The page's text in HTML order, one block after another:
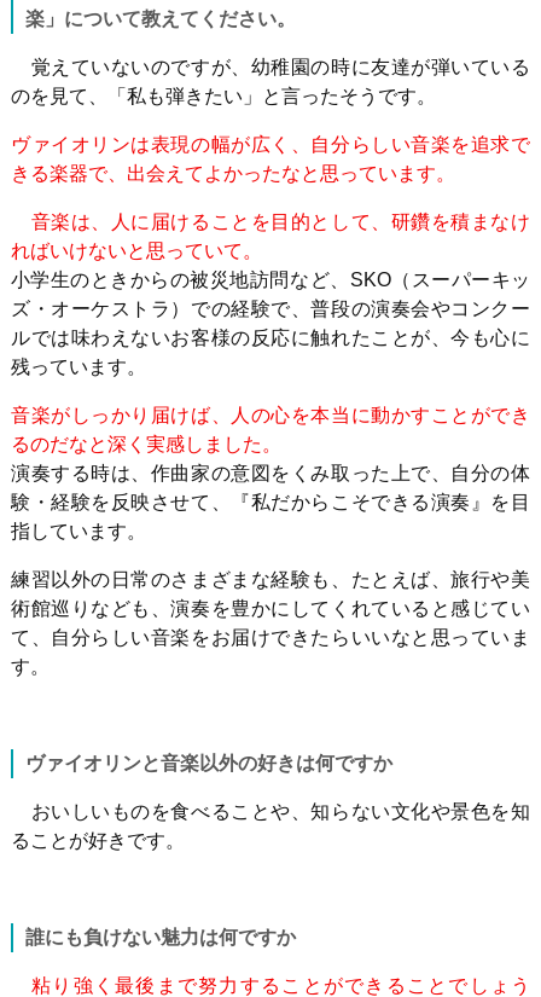
楽」について教えてください。
覚えていないのですが、幼稚園の時に友達が弾いている
のを見て、「私も弾きたい」と言ったそうです。
ヴァイオリンは表現の幅が広く、自分らしい音楽を追求で
きる楽器で、出会えてよかったなと思っています。
音楽は、人に届けることを目的として、研鑽を積まなけ
ればいけないと思っていて。
小学生のときからの被災地訪問など、 SKO（スーパーキッ
ズ・オーケストラ）での経験で、普段の演奏会やコンクー
ルでは味わえないお客様の反応に触れたことが、今も心に
残っています。
音楽がしっかり届けば、人の心を本当に動かすことができ
るのだなと深く実感しました。
演奏する時は、作曲家の意図をくみ取った上で、自分の体
験・経験を反映させて、『私だからこそできる演奏』を目
指しています。
練習以外の日常のさまざまな経験も、たとえば、旅行や美
術館巡りなども、演奏を豊かにしてくれていると感じてい
て、自分らしい音楽をお届けできたらいいなと思っていま
す。
ヴァイオリンと音楽以外の好きは何ですか
おいしいものを食べることや、知らない文化や景色を知
ることが好きです。
誰にも負けない魅力は何ですか
粘り強く最後まで努力することができることでしょう